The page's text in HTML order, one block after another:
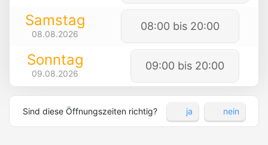
Samstag
08.08.2026
08:00 bis 20:00
Sonntag
09.08.2026
09:00 bis 20:00
Sind diese Öffnungszeiten richtig? ja nein